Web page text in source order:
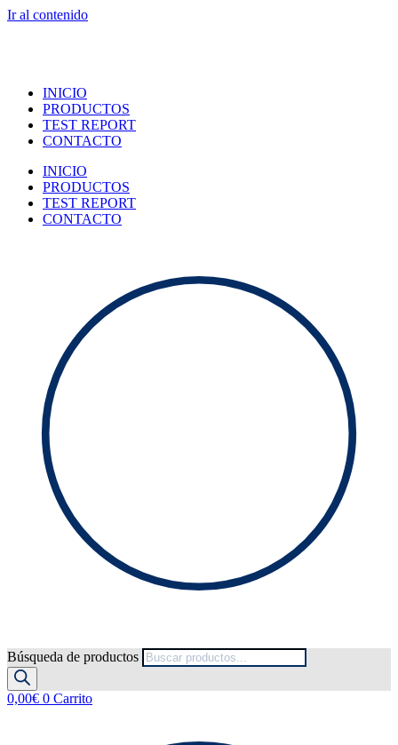
Ir al contenido
INICIO
PRODUCTOS
TEST REPORT
CONTACTO
INICIO
PRODUCTOS
TEST REPORT
CONTACTO
Búsqueda de productos
0,00€ 0 Carrito